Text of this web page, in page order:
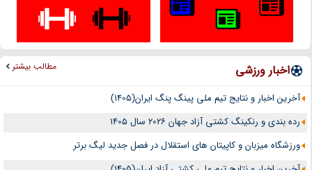
اخبار ورزشی مطالب بیشتر
آخرین اخبار و نتایج تیم ملی پینگ پنگ ایران(1405)
رده بندی و رنکینگ کشتی آزاد جهان 2026 سال 1405
ورزشگاه میزبان و کاپیتان های استقلال در فصل جدید لیگ برتر